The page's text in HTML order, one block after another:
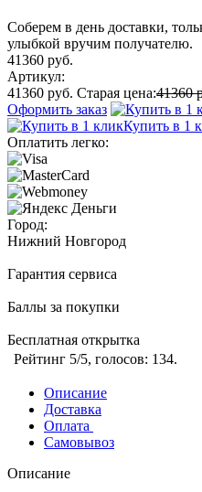
Соберем в день доставки,
улыбкой вручим получателю.
41360 руб.
Артикул:
41360 руб. Старая цена:41360
Оформить заказ
Купить в 1
Оплатить легко:
Город:
Нижний Новгород
Гарантия сервиса
Баллы за покупки
Бесплатная открытка
Рейтинг 5/5, голосов: 134.
Описание
Доставка
Оплата
Самовывоз
Описание